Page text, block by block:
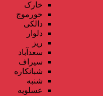
خارک
خورموج
دالکی
دلوار
ریز
سعدآباد
سیراف
شبانکاره
شنبه
عسلویه